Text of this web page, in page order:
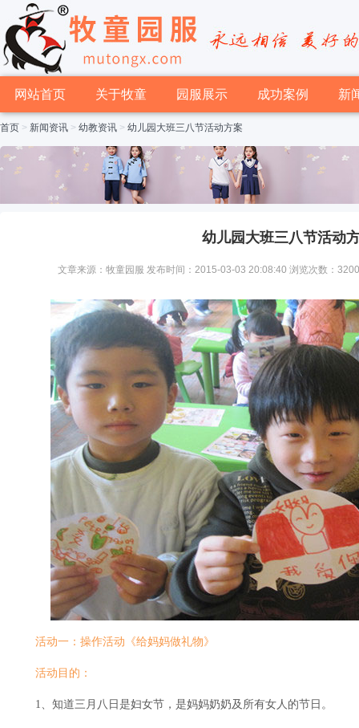
网站首页 关于牧童 园服展示 成功案例 新
首页 > 新闻资讯 > 幼教资讯 > 幼儿园大班三八节活动方案
幼儿园大班三八节活动
文章来源：牧童园服 发布时间：2015-03-03 20:08:40 浏览次数：3200
活动一：操作活动《给妈妈做礼物》
活动目的：
1、知道三月八日是妇女节，是妈妈奶奶及所有女人的节日。